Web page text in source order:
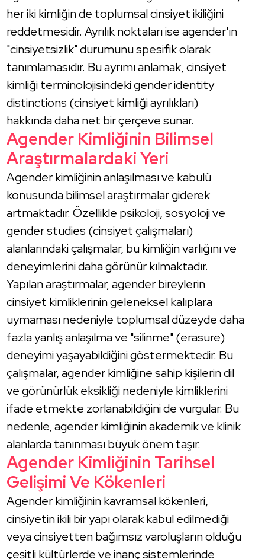
her iki kimliğin de toplumsal cinsiyet ikiliğini
reddetmesidir. Ayrılık noktaları ise agender'ın
"cinsiyetsizlik" durumunu spesifik olarak
tanımlamasıdır. Bu ayrımı anlamak, cinsiyet
kimliği terminolojisindeki gender identity
distinctions (cinsiyet kimliği ayrılıkları)
hakkında daha net bir çerçeve sunar.
Agender Kimliğinin Bilimsel
Araştırmalardaki Yeri
Agender kimliğinin anlaşılması ve kabulü
konusunda bilimsel araştırmalar giderek
artmaktadır. Özellikle psikoloji, sosyoloji ve
gender studies (cinsiyet çalışmaları)
alanlarındaki çalışmalar, bu kimliğin varlığını ve
deneyimlerini daha görünür kılmaktadır.
Yapılan araştırmalar, agender bireylerin
cinsiyet kimliklerinin geleneksel kalıplara
uymaması nedeniyle toplumsal düzeyde daha
fazla yanlış anlaşılma ve "silinme" (erasure)
deneyimi yaşayabildiğini göstermektedir. Bu
çalışmalar, agender kimliğine sahip kişilerin dil
ve görünürlük eksikliği nedeniyle kimliklerini
ifade etmekte zorlanabildiğini de vurgular. Bu
nedenle, agender kimliğinin akademik ve klinik
alanlarda tanınması büyük önem taşır.
Agender Kimliğinin Tarihsel
Gelişimi Ve Kökenleri
Agender kimliğinin kavramsal kökenleri,
cinsiyetin ikili bir yapı olarak kabul edilmediği
veya cinsiyetten bağımsız varoluşların olduğu
çeşitli kültürlerde ve inanç sistemlerinde